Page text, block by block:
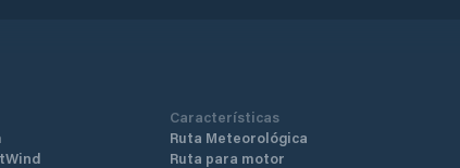
Características
Ruta Meteorológica
Ruta para motor